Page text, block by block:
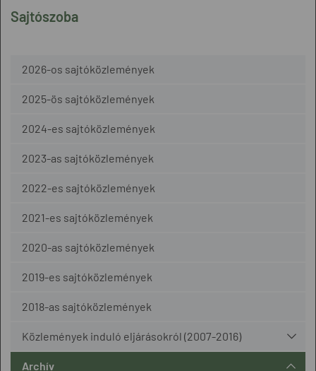
Sajtószoba
2026-os sajtóközlemények
2025-ös sajtóközlemények
2024-es sajtóközlemények
2023-as sajtóközlemények
2022-es sajtóközlemények
2021-es sajtóközlemények
2020-as sajtóközlemények
2019-es sajtóközlemények
2018-as sajtóközlemények
Közlemények induló eljárásokról (2007-2016)
Archív